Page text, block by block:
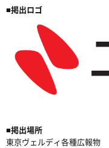
■掲出ロゴ
■掲出場所
東京ヴェルディ各種広報物